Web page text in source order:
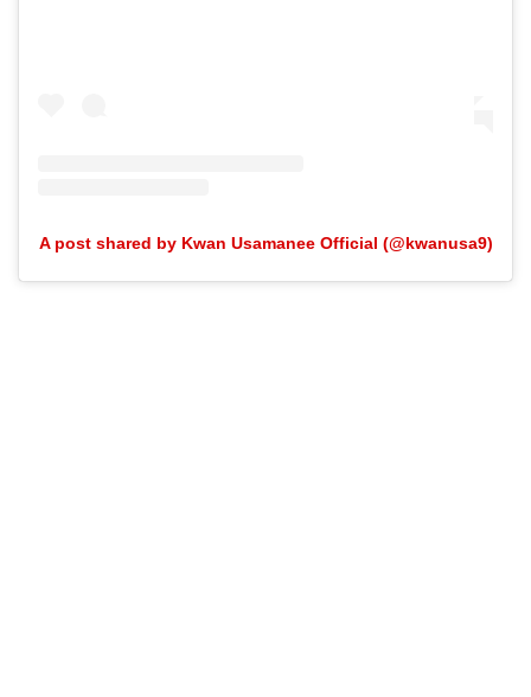
A post shared by Kwan Usamanee Official (@kwanusa9)